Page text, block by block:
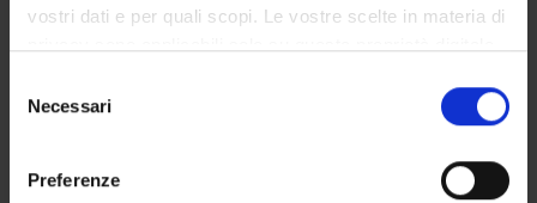
vostri dati e per quali scopi. Le vostre scelte in materia di
modificare o revocare il proprio consenso in qualsiasi
momento dalla Dichiarazione sui cookie o facendo clic
delNecessari
Preferenze
Testi di riferimento:
Kirkpatrick, A. 2007. World Englishes. Cambridge:
McKay, S. L. 2002. Teaching English as an International